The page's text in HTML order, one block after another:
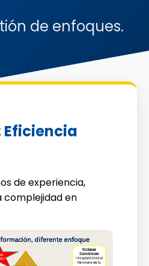
de enfoques.
Eficiencia
de experiencia,
en